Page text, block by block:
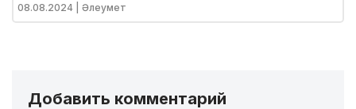
08.08.2024 | Әлеумет
Добавить комментарий